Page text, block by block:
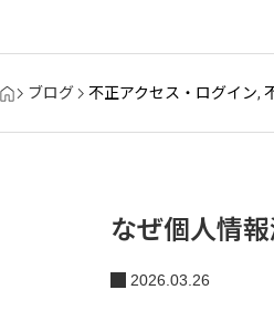
ブログ 不正アクセス・ログイン,
なぜ個人情
2026.03.26